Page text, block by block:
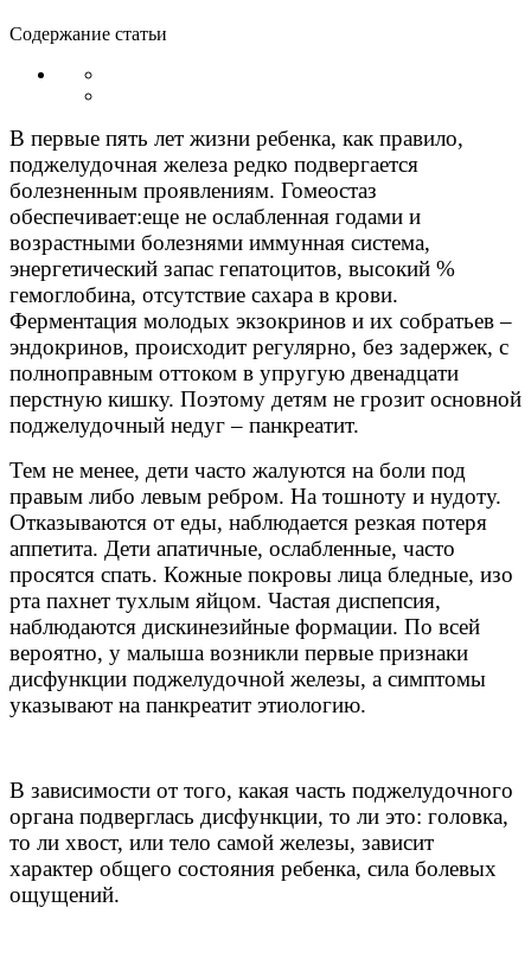
Содержание статьи
В первые пять лет жизни ребенка, как правило,
поджелудочная железа редко подвергается
болезненным проявлениям. Гомеостаз
обеспечивает:еще не ослабленная годами и
возрастными болезнями иммунная система,
энергетический запас гепатоцитов, высокий %
гемоглобина, отсутствие сахара в крови.
Ферментация молодых экзокринов и их собратьев –
эндокринов, происходит регулярно, без задержек, с
полноправным оттоком в упругую двенадцати
перстную кишку. Поэтому детям не грозит основной
поджелудочный недуг – панкреатит.
Тем не менее, дети часто жалуются на боли под
правым либо левым ребром. На тошноту и нудоту.
Отказываются от еды, наблюдается резкая потеря
аппетита. Дети апатичные, ослабленные, часто
просятся спать. Кожные покровы лица бледные, изо
рта пахнет тухлым яйцом. Частая диспепсия,
наблюдаются дискинезийные формации. По всей
вероятно, у малыша возникли первые признаки
дисфункции поджелудочной железы, а симптомы
указывают на панкреатит этиологию.
В зависимости от того, какая часть поджелудочного
органа подверглась дисфункции, то ли это: головка,
то ли хвост, или тело самой железы, зависит
характер общего состояния ребенка, сила болевых
ощущений.